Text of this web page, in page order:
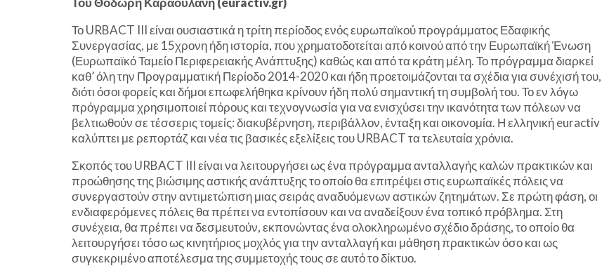
Το URBACT III είναι ουσιαστικά η τρίτη περίοδος ενός ευρωπαϊκού προγράμματος Εδαφικής
Συνεργασίας, με 15χρονη ήδη ιστορία, που χρηματοδοτείται από κοινού από την Ευρωπαϊκή Ένωση
(Ευρωπαϊκό Ταμείο Περιφερειακής Ανάπτυξης) καθώς και από τα κράτη μέλη. Το πρόγραμμα διαρκεί
καθ’ όλη την Προγραμματική Περίοδο 2014-2020 και ήδη προετοιμάζονται τα σχέδια για συνέχισή του,
διότι όσοι φορείς και δήμοι επωφελήθηκα κρίνουν ήδη πολύ σημαντική τη συμβολή του. Το εν λόγω
πρόγραμμα χρησιμοποιεί πόρους και τεχνογνωσία για να ενισχύσει την ικανότητα των πόλεων να
βελτιωθούν σε τέσσερις τομείς: διακυβέρνηση, περιβάλλον, ένταξη και οικονομία. Η ελληνική euractiv
καλύπτει με ρεπορτάζ και νέα τις βασικές εξελίξεις του URBACT τα τελευταία χρόνια.
Σκοπός του URBACT III είναι να λειτουργήσει ως ένα πρόγραμμα ανταλλαγής καλών πρακτικών και
προώθησης της βιώσιμης αστικής ανάπτυξης το οποίο θα επιτρέψει στις ευρωπαϊκές πόλεις να
συνεργαστούν στην αντιμετώπιση μιας σειράς αναδυόμενων αστικών ζητημάτων. Σε πρώτη φάση, οι
ενδιαφερόμενες πόλεις θα πρέπει να εντοπίσουν και να αναδείξουν ένα τοπικό πρόβλημα. Στη
συνέχεια, θα πρέπει να δεσμευτούν, εκπονώντας ένα ολοκληρωμένο σχέδιο δράσης, το οποίο θα
λειτουργήσει τόσο ως κινητήριος μοχλός για την ανταλλαγή και μάθηση πρακτικών όσο και ως
συγκεκριμένο αποτέλεσμα της συμμετοχής τους σε αυτό το δίκτυο.